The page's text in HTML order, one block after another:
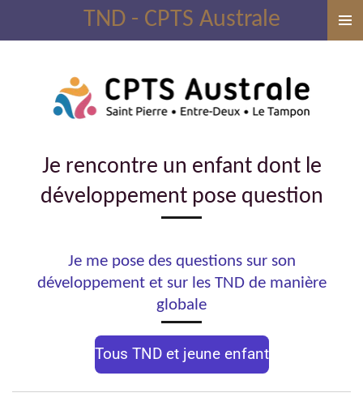
au
TND - CPTS Australe
Je rencontre un enfant dont le
développement pose question
Je me pose des questions sur son
développement et sur les TND de manière
globale
Tous TND et jeune enfant